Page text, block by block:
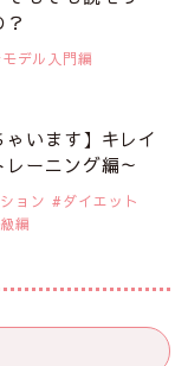
モデル入門編
ゃいます】キレイ
ーニング編～
ョン
ダイエット
編